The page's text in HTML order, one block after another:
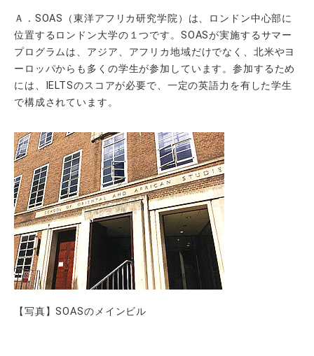
Ａ．SOAS（東洋アフリカ研究学院）は、ロンドン中心部に
位置するロンドン大学の１つです。SOASが実施するサマー
プログラムは、アジア、アフリカ地域だけでなく、北米やヨ
ーロッパからも多くの学生が参加しています。参加するため
には、IELTSのスコアが必要で、一定の英語力を有した学生
で構成されています。
【写真】SOASのメインビル